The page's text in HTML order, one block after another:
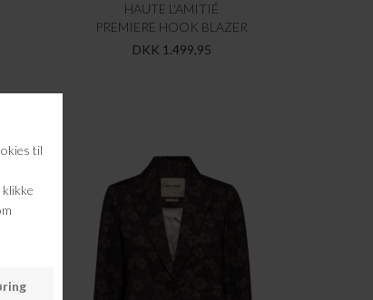
HAUTE L'AMITIÉ
PREMIERE HOOK BLAZER
DKK 1.499,95